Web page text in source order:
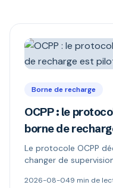
Borne de recharge
OCPP : le
borne de
Le protocole OCPP
changer de
versions 1.6 et 2.0.1,
2026-08-049 min de